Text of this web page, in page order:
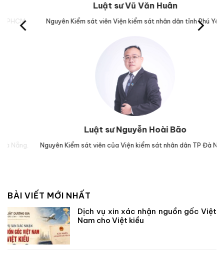
Luật sư Vũ Văn Huân
Nguyên Kiểm sát viên Viện kiểm sát nhân dân tỉnh Phú Yên.
Luật sư Nguyễn Hoài Bão
Nguyên Kiểm sát viên của Viện kiểm sát nhân dân TP Đà Nẵng.
BÀI VIẾT MỚI NHẤT
Dịch vụ xin xác nhận nguồn gốc Việt
Nam cho Việt kiều